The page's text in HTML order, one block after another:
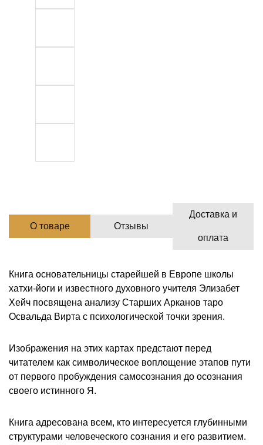
О товаре Отзывы
Доставка и
оплата
Книга основательницы старейшей в Европе школы
хатхи-йоги и известного духовного учителя Элизабет
Хейч посвящена анализу Старших Арканов таро
Освальда Вирта с психологической точки зрения.
Изображения на этих картах предстают перед
читателем как символическое воплощение этапов пути
от первого пробуждения самосознания до осознания
своего истинного Я.
Книга адресована всем, кто интересуется глубинными
структурами человеческого сознания и его развитием.